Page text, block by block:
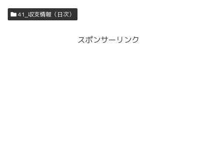
41_収支情報（日次）
スポンサーリンク